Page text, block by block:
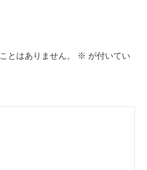
とはありません。 ※ が付いてい